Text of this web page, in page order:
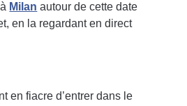
Milan autour de cette date
en la regardant en direct
en fiacre d’entrer dans le